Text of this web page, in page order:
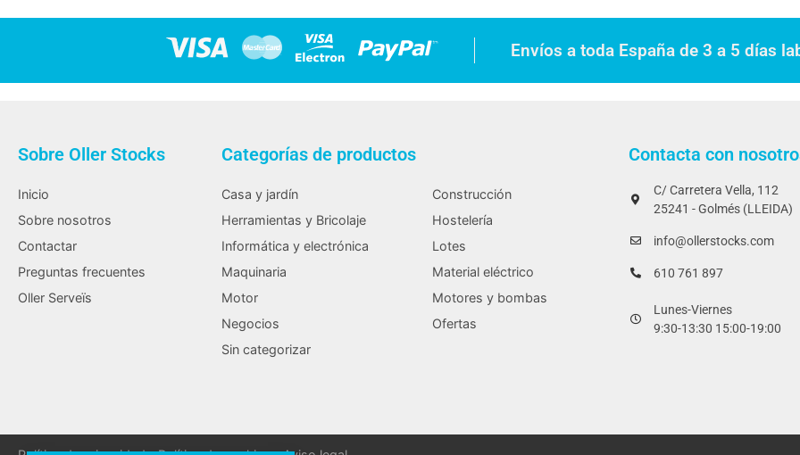
Envíos a toda España de 3 a 5 días
Sobre Oller Stocks
Inicio
Sobre nosotros
Contactar
Preguntas frecuentes
Oller Serveïs
Categorías de productos
Casa y jardín
Construcción
Herramientas y Bricolaje
Hostelería
Informática y electrónica
Lotes
Maquinaria
Material eléctrico
Motor
Motores y bombas
Negocios
Ofertas
Sin categorizar
Contacta con
C/ Carretera Vella, 112
25241 - Golmés (LLEIDA)
info@ollerstocks.com
610 761 897
Lunes-Viernes
9:30-13:30 15:00-19:00